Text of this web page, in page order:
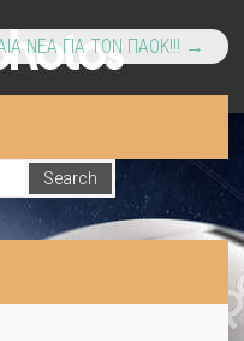
ΝΕΑ ΓΙΑ ΤΟΝ ΠΑΟΚ!!! →